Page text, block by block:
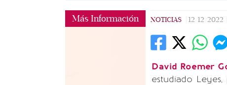
Más Información NOTICIAS 12/12/2022
David Roemer
estudiado